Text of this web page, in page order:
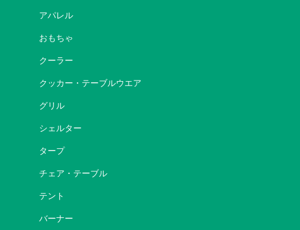
アパレル
おもちゃ
クーラー
クッカー・テーブルウエア
グリル
シェルター
タープ
チェア・テーブル
テント
バーナー